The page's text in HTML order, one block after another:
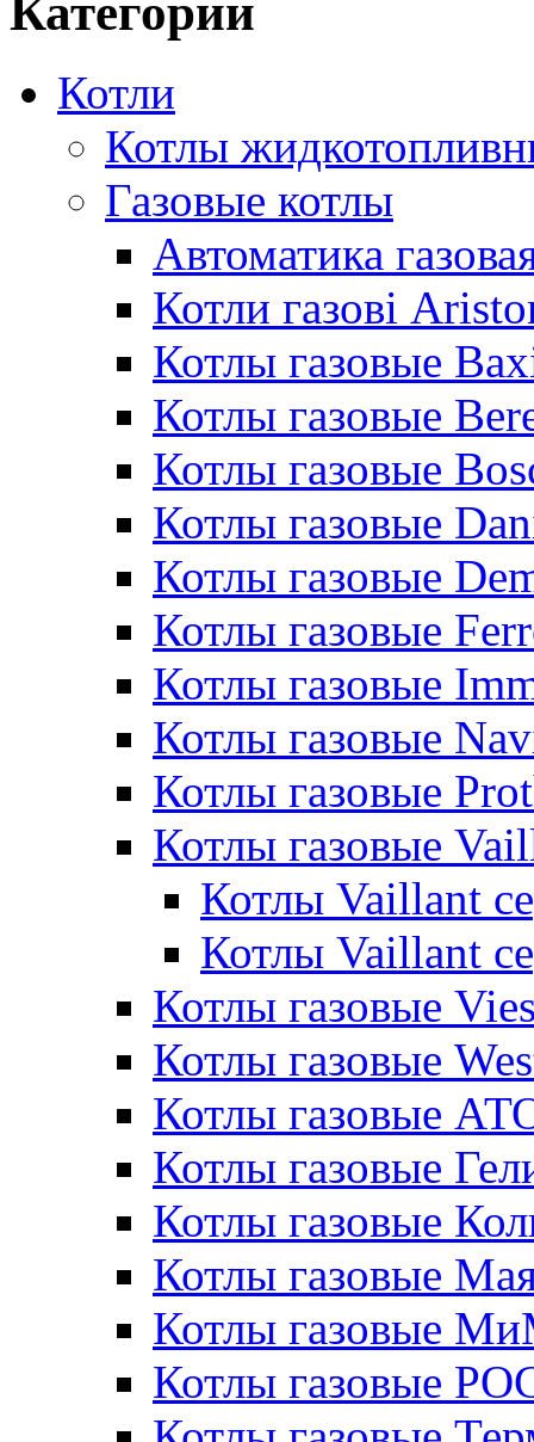
Категории
Котли
Котлы
Газовые котлы
Автоматика
Котли газові
Котлы газовые
Котлы газовые
Котлы газовые
Котлы газовые
Котлы газовые
Котлы газовые
Котлы газовые
Котлы газовые
Котлы газовые
Котлы газовые
Котлы Vaillant
Котлы Vaillant
Котлы газовые
Котлы газовые
Котлы газовые
Котлы газовые
Котлы газовые
Котлы газовые
Котлы газовые
Котлы газовые